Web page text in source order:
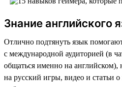
Знание английского
Отлично подтянуть язык
с международной аудиторией (в
общаться именно на английском),
на русский игры, видео и статьи